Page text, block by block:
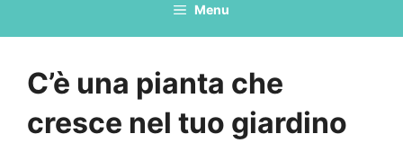
Menu
C’è una pianta che
cresce nel tuo giardino